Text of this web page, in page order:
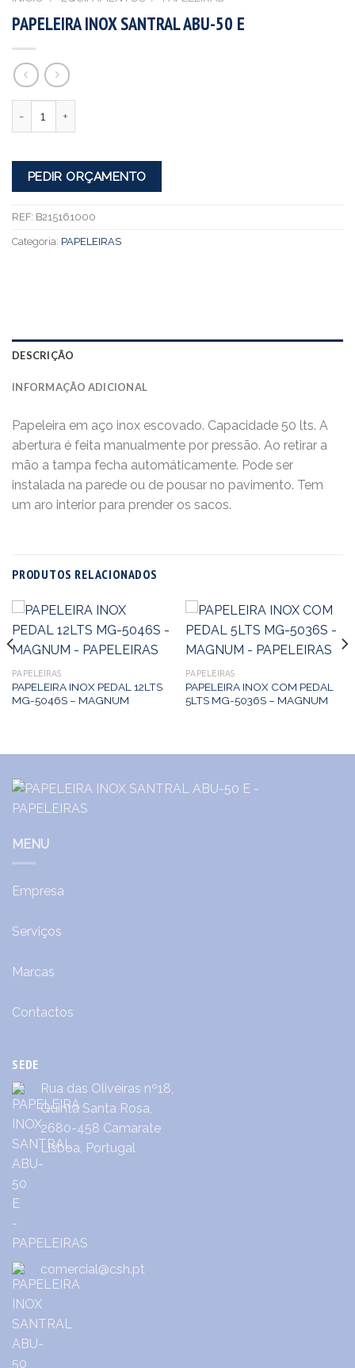
PAPELEIRA INOX SANTRAL ABU-50 E
PEDIR ORÇAMENTO
REF: B215161000
Categoria: PAPELEIRAS
DESCRIÇÃO
INFORMAÇÃO ADICIONAL
Papeleira em aço inox escovado. Capacidade 50 lts. A
abertura é feita manualmente por pressão. Ao retirar a
mão a tampa fecha automáticamente. Pode ser
instalada na parede ou de pousar no pavimento. Tem
um aro interior para prender os sacos.
PRODUTOS RELACIONADOS
PAPELEIRAS
PAPELEIRA INOX PEDAL 12LTS
MG-5046S – MAGNUM
PAPELEIRAS
PAPELEIRA INOX COM PEDAL
5LTS MG-5036S – MAGNUM
MENU
Empresa
Serviços
Marcas
Contactos
SEDE
Rua das Oliveiras nº18,
Quinta Santa Rosa,
2680-458 Camarate
Lisboa, Portugal
comercial@csh.pt